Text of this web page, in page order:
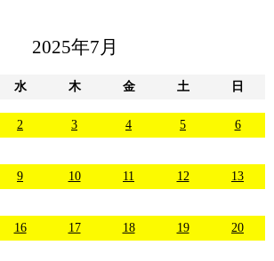
2025年7月
水 木 金 土 日
2 3 4 5 6
9 10 11 12 13
16 17 18 19 20